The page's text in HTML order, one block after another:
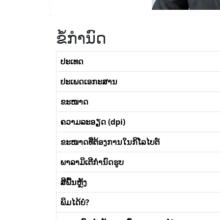
ຂໍ້ກໍານົດ
ປະເທດ
ປະເພດເອກະສານ
ຂະໜາດ
ຄວາມລະອຽດ (dpi)
ຂະໜາດທີ່ຕ້ອງການໃນກິໂລໄບຕ໌
ພາລາມິເຕີກໍານົດຮູບ
ສີພື້ນຫຼັງ
ພິມໄດ້ບໍ?